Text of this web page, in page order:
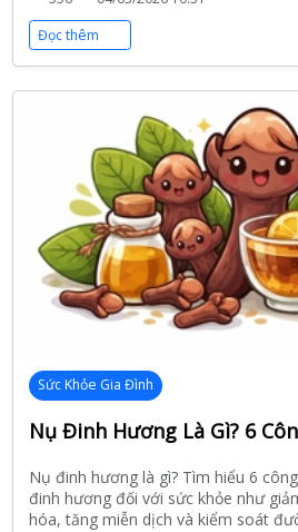
Đọc thêm
Sức Khỏe Gia Đình
Nụ đinh hương là gì? Tìm hiểu 6
đinh hương đối với sức khỏe như
hóa, tăng miễn dịch và kiểm soát